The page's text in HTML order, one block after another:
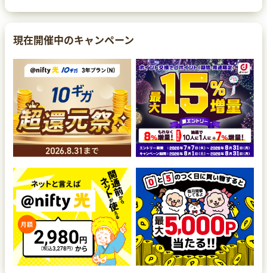
現在開催中のキャンペーン